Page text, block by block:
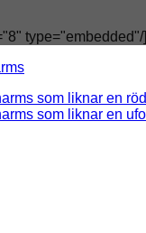
type="embedded"/]